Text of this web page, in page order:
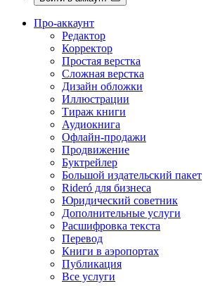
Про-аккаунт
Редактор
Корректор
Простая верстка
Сложная верстка
Дизайн обложки
Иллюстрации
Тираж книги
Аудиокнига
Офлайн-продажи
Продвижение
Буктрейлер
Большой издательский пакет
Rideró для бизнеса
Юридический советник
Дополнительные услуги
Расшифровка текста
Перевод
Книги в аэропортах
Публикация
Все услуги